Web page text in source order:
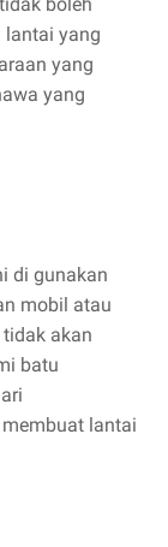
lantai yang
yang
yang
di gunakan
mobil atau
akan
batu
lantai